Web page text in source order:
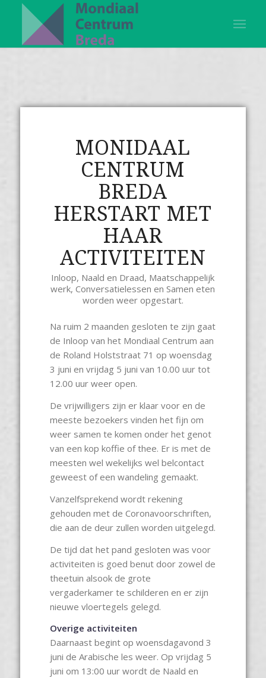
MONIDAAL
CENTRUM
BREDA
HERSTART MET
HAAR
ACTIVITEITEN
Inloop, Naald en Draad, Maatschappelijk
werk, Conversatielessen en Samen eten
worden weer opgestart.
Na ruim 2 maanden gesloten te zijn gaat
de Inloop van het Mondiaal Centrum aan
de Roland Holststraat 71 op woensdag
3 juni en vrijdag 5 juni van 10.00 uur tot
12.00 uur weer open.
De vrijwilligers zijn er klaar voor en de
meeste bezoekers vinden het fijn om
weer samen te komen onder het genot
van een kop koffie of thee. Er is met de
meesten wel wekelijks wel belcontact
geweest of een wandeling gemaakt.
Vanzelfsprekend wordt rekening
gehouden met de Coronavoorschriften,
die aan de deur zullen worden uitgelegd.
De tijd dat het pand gesloten was voor
activiteiten is goed benut door zowel de
theetuin alsook de grote
vergaderkamer te schilderen en er zijn
nieuwe vloertegels gelegd.
Overige activiteiten
Daarnaast begint op woensdagavond 3
juni de Arabische les weer. Op vrijdag 5
juni om 13:00 uur wordt de Naald en